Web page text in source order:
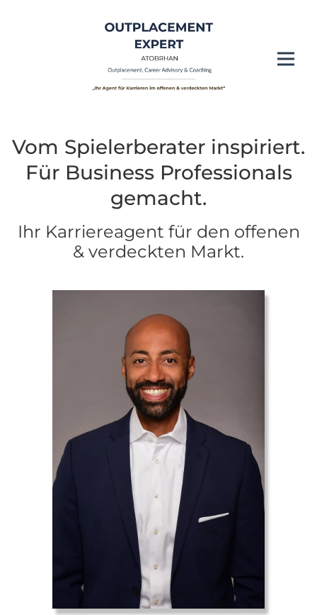
Vom Spielerberater inspiriert.
Für Business Professionals
gemacht.
Ihr Karriereagent für den offenen
& verdeckten Markt.